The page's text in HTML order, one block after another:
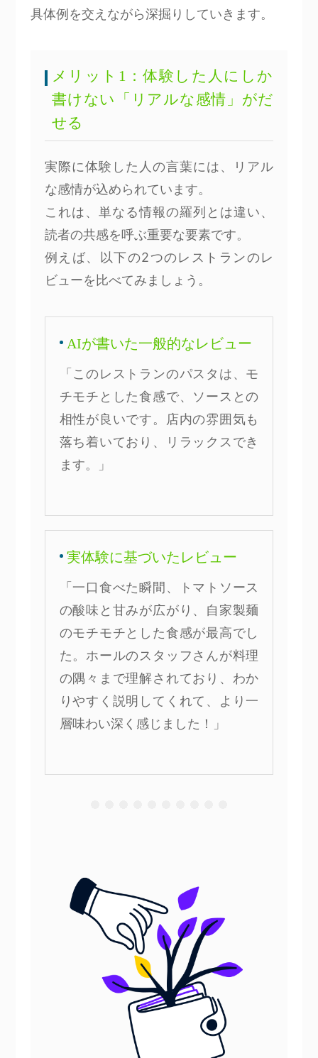
具体例を交えながら深掘りしていきます。
メリット1：体験した人にしか
書けない「リアルな感情」がだ
せる
実際に体験した人の言葉には、リアル
な感情が込められています。
これは、単なる情報の羅列とは違い、
読者の共感を呼ぶ重要な要素です。
例えば、以下の2つのレストランのレ
ビューを比べてみましょう。
AIが書いた一般的なレビュー
「このレストランのパスタは、モ
チモチとした食感で、ソースとの
相性が良いです。店内の雰囲気も
落ち着いており、リラックスでき
ます。」
実体験に基づいたレビュー
「一口食べた瞬間、トマトソース
の酸味と甘みが広がり、自家製麺
のモチモチとした食感が最高でし
た。ホールのスタッフさんが料理
の隅々まで理解されており、わか
りやすく説明してくれて、より一
層味わい深く感じました！」